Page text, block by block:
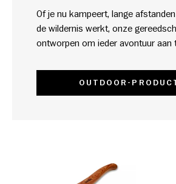
Of je nu kampeert, lange
de wildernis werkt, onze
ontworpen om ieder avontuur aan
OUTDOOR-